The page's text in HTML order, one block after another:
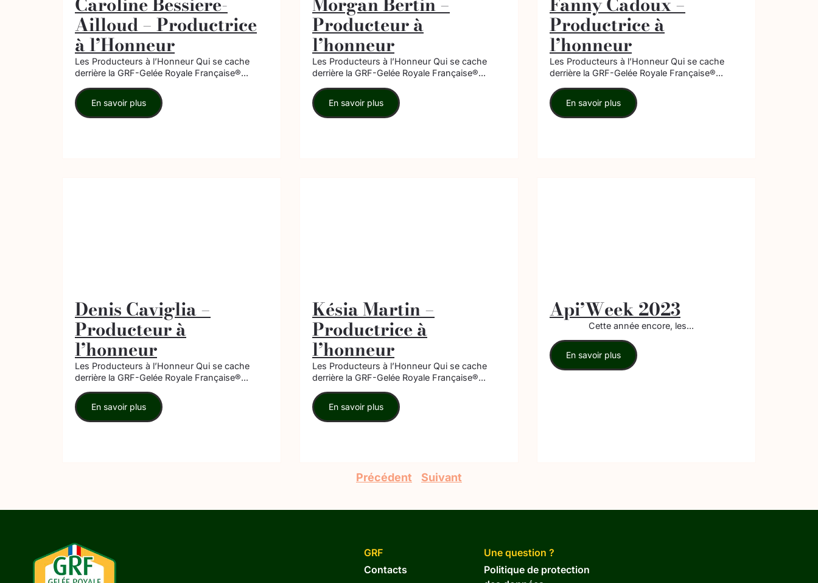
Ailloud – Productrice
à l’Honneur
Les Producteurs à l’Honneur Qui se cache
derrière la GRF-Gelée Royale Française®...
En savoir plus
Producteur à
l’honneur
Les Producteurs à l’Honneur Qui se cache
derrière la GRF-Gelée Royale Française®...
En savoir plus
Productrice à
l’honneur
Les Producteurs à l’Honneur Qui se cache
derrière la GRF-Gelée Royale Française®...
En savoir plus
Denis Caviglia –
Producteur à
l’honneur
Les Producteurs à l’Honneur Qui se cache
derrière la GRF-Gelée Royale Française®...
En savoir plus
Késia Martin –
Productrice à
l’honneur
Les Producteurs à l’Honneur Qui se cache
derrière la GRF-Gelée Royale Française®...
En savoir plus
Api’Week 2023
Cette année encore, les...
En savoir plus
Précédent Suivant
GRF
Contacts
Une question ?
Politique de protection